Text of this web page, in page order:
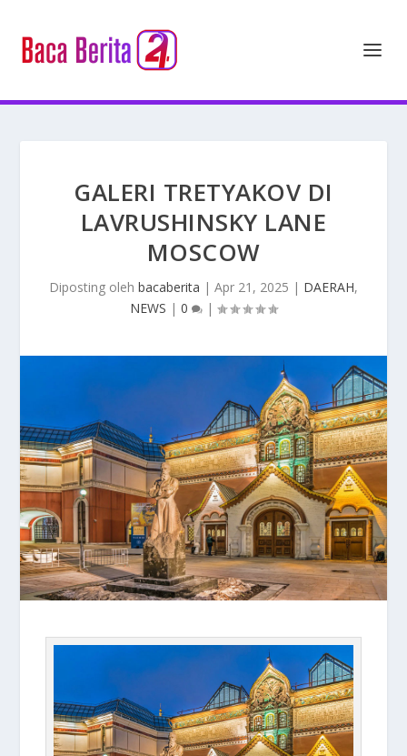
GALERI TRETYAKOV DI
LAVRUSHINSKY LANE
MOSCOW
Diposting oleh bacaberita | Apr 21, 2025 | DAERAH,
NEWS | 0 |